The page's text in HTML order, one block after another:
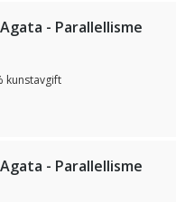
- Parallellisme
kunstavgift
- Parallellisme